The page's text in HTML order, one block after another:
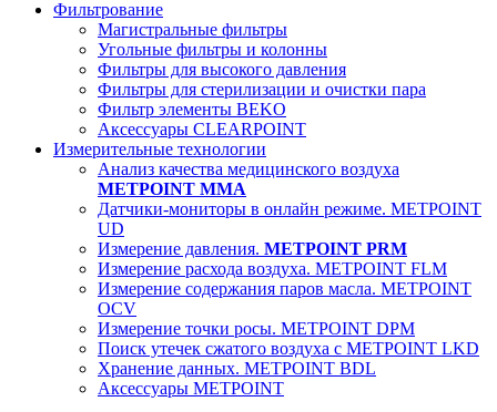
Фильтрование
Магистральные фильтры
Угольные фильтры и колонны
Фильтры для высокого давления
Фильтры для стерилизации и очистки пара
Фильтр элементы BEKO
Аксессуары CLEARPOINT
Измерительные технологии
Анализ качества медицинского воздуха
METPOINT MMA
Датчики-мониторы в онлайн режиме. METPOINT
UD
Измерение давления. METPOINT PRM
Измерение расхода воздуха. METPOINT FLM
Измерение содержания паров масла. METPOINT
OCV
Измерение точки росы. METPOINT DPM
Поиск утечек сжатого воздуха с METPOINT LKD
Хранение данных. METPOINT BDL
Аксессуары METPOINT